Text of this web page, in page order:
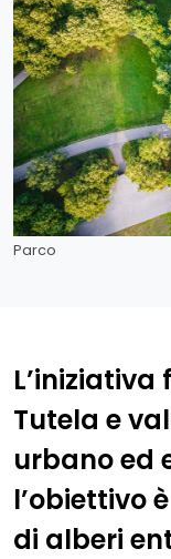
Parco
Tutela e
urbano ed
l’obiettivo
di alberi